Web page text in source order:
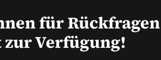
für Rückfragen
Verfügung!